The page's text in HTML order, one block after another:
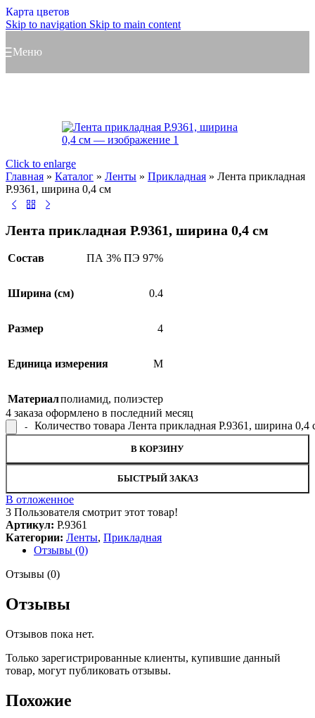
Карта цветов
Skip to navigation Skip to main content
Меню
Click to enlarge
Главная » Каталог » Ленты » Прикладная » Лента прикладная
Р.9361, ширина 0,4 см
Лента прикладная Р.9361, ширина 0,4 см
Состав ПА 3% ПЭ 97%
Ширина (см) 0.4
Размер 4
Единица измерения М
Материалполиамид, полиэстер
4 заказа оформлено в последний месяц
Количество товара Лента прикладная Р.9361, ширина 0,4
В КОРЗИНУ
БЫСТРЫЙ ЗАКАЗ
В отложенное
3 Пользователя смотрит этот товар!
Артикул: Р.9361
Категории: Ленты, Прикладная
Отзывы (0)
Отзывы (0)
Отзывы
Отзывов пока нет.
Только зарегистрированные клиенты, купившие данный
товар, могут публиковать отзывы.
Похожие